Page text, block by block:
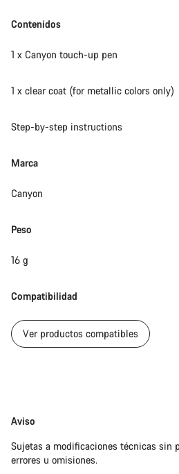
Contenidos
1 x Canyon touch-up pen
1 x clear coat (for metallic colors only)
Step-by-step instructions
Marca
Canyon
Peso
16 g
Compatibilidad
Ver productos compatibles
Exención
responsabilidades
Aviso
Sujetas a modificaciones técnicas sin
errores u omisiones.